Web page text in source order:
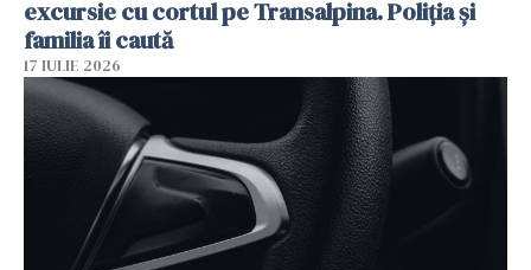
excursie cu cortul pe Transalpina. Poliția și
familia îi caută
17 IULIE 2026